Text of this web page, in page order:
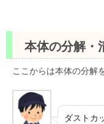
本体の分解・
ここからは本体の分解
ダストカ